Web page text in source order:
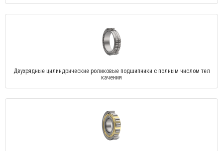
Двухрядные цилиндрические роликовые подшипники с полным числом тел
качения